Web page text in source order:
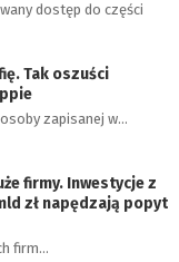
dostęp do części
Tak oszuści
zapisanej w…
firmy. Inwestycje z
zł napędzają popyt
firm…